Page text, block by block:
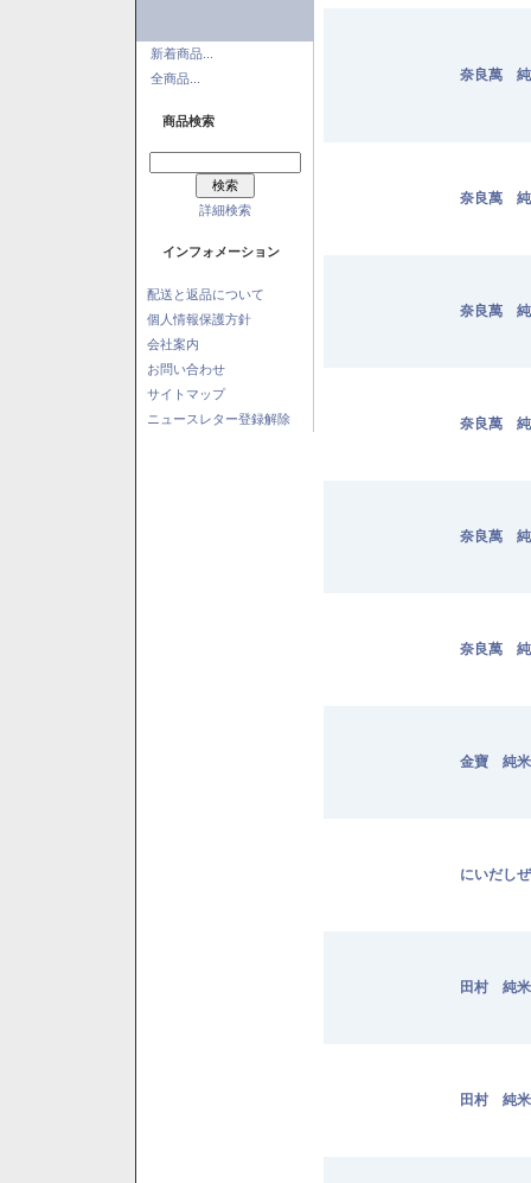
新着商品...
全商品...
商品検索
詳細検索
インフォメーション
配送と返品について
個人情報保護方針
会社案内
お問い合わせ
サイトマップ
ニュースレター登録解除
奈良萬
奈良萬
奈良萬
奈良萬
奈良萬
奈良萬
金寶 純
にいだし
田村 純
田村 純